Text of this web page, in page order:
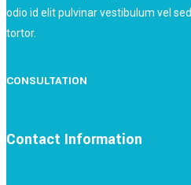
odio id elit pulvinar vestibulum vel sed
tortor.
CONSULTATION
Contact Information